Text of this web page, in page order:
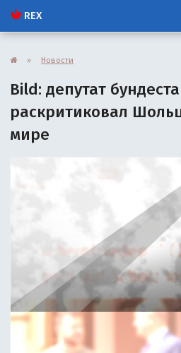
REX
» Новости
Bild: депутат
раскритиковал
мире